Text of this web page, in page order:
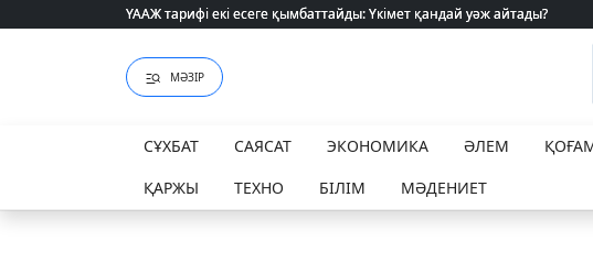
ҮААЖ тарифі екі есеге қымбаттайды: Үкімет қандай уәж айтады?
ҮААЖ тарифі екі есеге қымбаттайды: Үкімет қандай уәж айтады?
МӘЗІР
СҰХБАТ САЯСАТ ЭКОНОМИКА ӘЛЕМ
ҚАРЖЫ
ТЕХНО БІЛІМ МӘДЕНИЕТ